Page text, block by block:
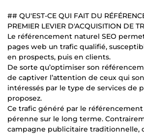
## QU'EST-CE QUI FAIT DU
PREMIER LEVIER D'ACQUISITION DE
Le référencement naturel SEO
pages web un trafic qualifié,
en prospects, puis en clients.
De sorte qu’optimiser son
de captiver l’attention de ceux qui
intéressés par le type de services de
proposez.
Ce trafic généré par le
pérenne sur le long terme.
campagne publicitaire traditionnelle,